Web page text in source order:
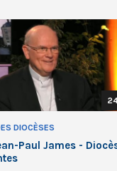
DIOCÈSES
Paul James -